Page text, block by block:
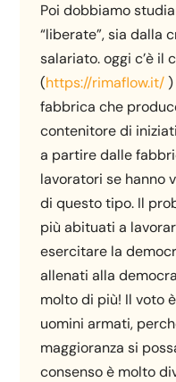
Poi dobbiamo
“liberate”, sia dalla
salariato. oggi c’è il
(https://rimaflow.it/)
fabbrica che
contenitore di
a partire dalle
lavoratori se hanno
di questo tipo. Il
più abituati a
esercitare la
allenati alla
molto di più! Il voto
uomini armati,
maggioranza si
consenso è molto